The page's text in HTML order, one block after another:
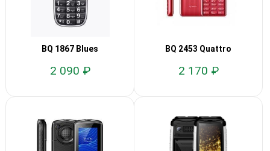
BQ 1867 Blues
2 090 ₽
BQ 2453 Quattro
2 170 ₽